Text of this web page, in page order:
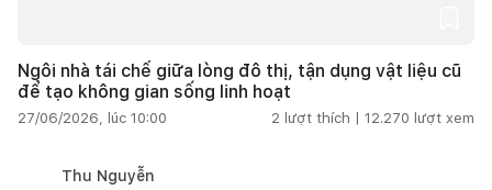
Ngôi nhà tái chế giữa lòng đô thị, tận dụng vật liệu cũ
để tạo không gian sống linh hoạt
27/06/2026, lúc 10:00 2 lượt thích | 12.270 lượt xem
Thu Nguyễn